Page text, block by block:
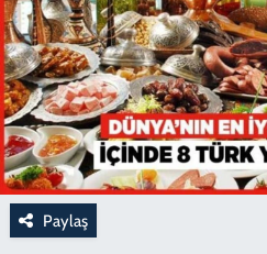
Paylaş